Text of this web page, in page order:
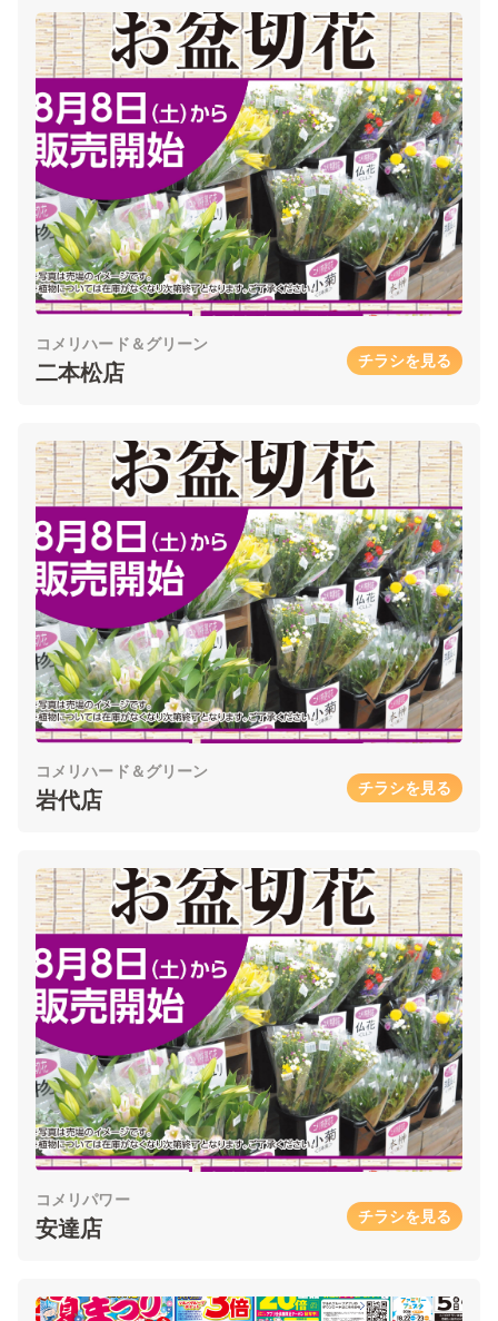
コメリハード＆グリーン
二本松店 チラシを見る
コメリハード＆グリーン
岩代店 チラシを見る
コメリパワー
安達店 チラシを見る